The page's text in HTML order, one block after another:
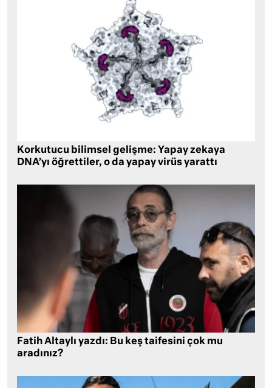
Korkutucu bilimsel gelişme: Yapay zekaya
DNA’yı öğrettiler, o da yapay virüs yarattı
Fatih Altaylı yazdı: Bu keş taifesini çok mu
aradınız?